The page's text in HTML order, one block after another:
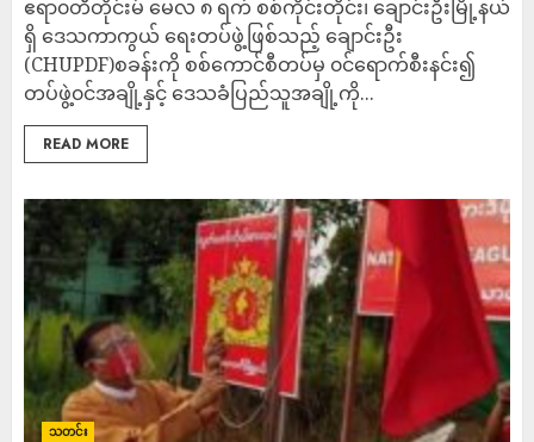
ဧရာ၀တီတိုင်းမ် မေလ ၈ ရက် စစ်ကိုင်းတိုင်း၊ ချောင်းဦးမြို့နယ်
ရှိ ဒေသကာကွယ် ရေးတပ်ဖွဲ့ဖြစ်သည့် ချောင်းဦး
(CHUPDF)စခန်းကို စစ်ကောင်စီတပ်မှ ၀င်ရောက်စီးနင်း၍
တပ်ဖွဲ့၀င်အချို့နှင့် ဒေသခံပြည်သူအချို့ကို...
READ MORE
သတင်း